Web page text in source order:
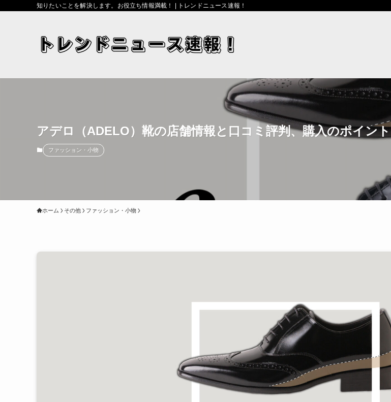
知りたいことを解決します。お役立ち情報満載！ | トレンドニュース速報！
アデロ（ADELO）靴の店舗情報と口コミ評判、購入のポイント
ファッション・小物
ホーム その他 ファッション・小物